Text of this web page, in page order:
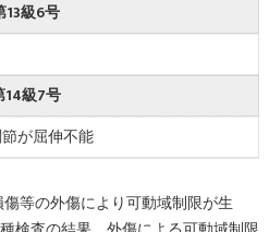
13級6号
14級7号
が屈伸不能
等の外傷により可動域制限が生